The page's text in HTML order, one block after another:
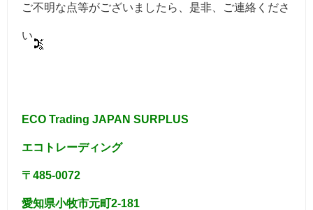
ご不明な点等がございましたら、是非、ご連絡くださ
い
ECO Trading JAPAN SURPLUS
エコトレーディング
〒485-0072
愛知県小牧市元町2-181